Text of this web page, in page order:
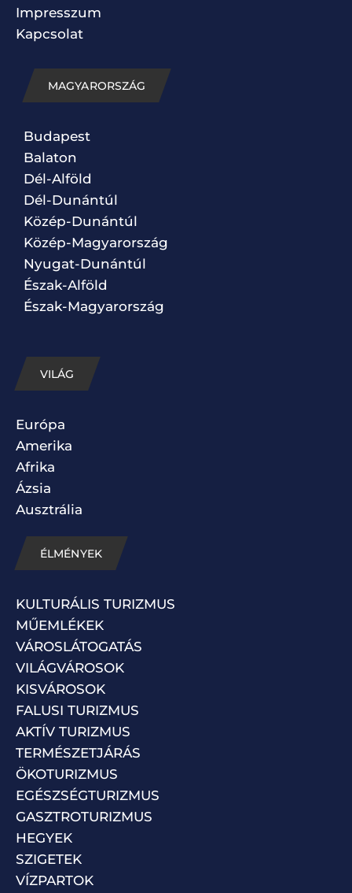
Impresszum
Kapcsolat
MAGYARORSZÁG
Budapest
Balaton
Dél-Alföld
Dél-Dunántúl
Közép-Dunántúl
Közép-Magyarország
Nyugat-Dunántúl
Észak-Alföld
Észak-Magyarország
VILÁG
Európa
Amerika
Afrika
Ázsia
Ausztrália
ÉLMÉNYEK
KULTURÁLIS TURIZMUS
MŰEMLÉKEK
VÁROSLÁTOGATÁS
VILÁGVÁROSOK
KISVÁROSOK
FALUSI TURIZMUS
AKTÍV TURIZMUS
TERMÉSZETJÁRÁS
ÖKOTURIZMUS
EGÉSZSÉGTURIZMUS
GASZTROTURIZMUS
HEGYEK
SZIGETEK
VÍZPARTOK